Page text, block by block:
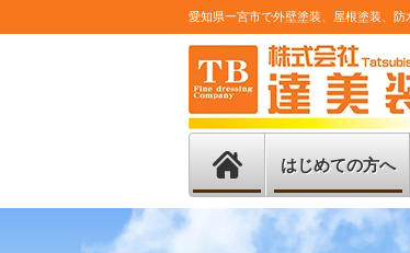
愛知県一宮市で外壁塗装、屋根塗装、
はじめての方へ